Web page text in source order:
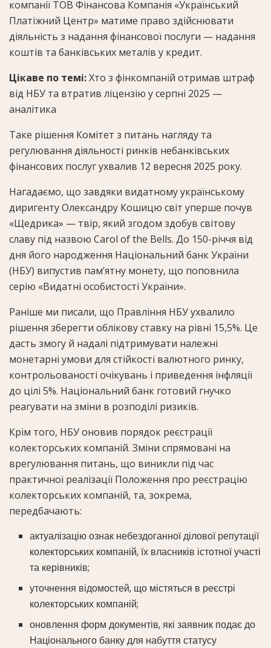
компанії ТОВ Фінансова Компанія «Український
Платіжний Центр» матиме право здійснювати
діяльність з надання фінансової послуги — надання
коштів та банківських металів у кредит.
Цікаве по темі:Хто з фінкомпаній отримав штраф
від НБУ та втратив ліцензію у серпні 2025 —
аналітика
Таке рішення Комітет з питань нагляду та
регулювання діяльності ринків небанківських
фінансових послуг ухвалив 12 вересня 2025 року.
Нагадаємо, що завдяки видатному українському
диригенту Олександру Кошицю світ уперше почув
«Щедрика» — твір, який згодом здобув світову
славу під назвою Carol of the Bells. До 150-річчя від
дня його народження Національний банк України
(НБУ) випустив пам’ятну монету, що поповнила
серію «Видатні особистості України».
Раніше ми писали, що Правління НБУ ухвалило
рішення зберегти облікову ставку на рівні 15,5%. Це
дасть змогу й надалі підтримувати належні
монетарні умови для стійкості валютного ринку,
контрольованості очікувань і приведення інфляції
до цілі 5%. Національний банк готовий гнучко
реагувати на зміни в розподілі ризиків.
Крім того, НБУ оновив порядок реєстрації
колекторських компаній. Зміни спрямовані на
врегулювання питань, що виникли під час
практичної реалізації Положення про реєстрацію
колекторських компаній, та, зокрема,
передбачають:
актуалізацію ознак небездоганної ділової репутації
колекторських компаній, їх власників істотної участі
та керівників;
уточнення відомостей, що містяться в реєстрі
колекторських компаній;
оновлення форм документів, які заявник подає до
Національного банку для набуття статусу